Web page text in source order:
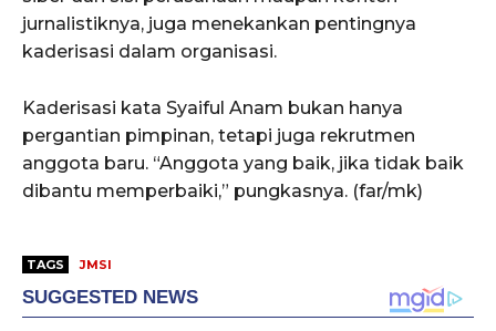
jurnalistiknya, juga menekankan pentingnya
kaderisasi dalam organisasi.
Kaderisasi kata Syaiful Anam bukan hanya
pergantian pimpinan, tetapi juga rekrutmen
anggota baru. “Anggota yang baik, jika tidak baik
dibantu memperbaiki,” pungkasnya. (far/mk)
TAGS JMSI